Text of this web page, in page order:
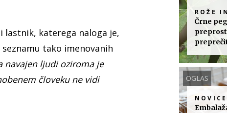
lastnik, katerega naloga je,
tako imenovanih
navajen ljudi oziroma je
človeku ne vidi
ROŽE
Črne
OGLAS
NOVICE